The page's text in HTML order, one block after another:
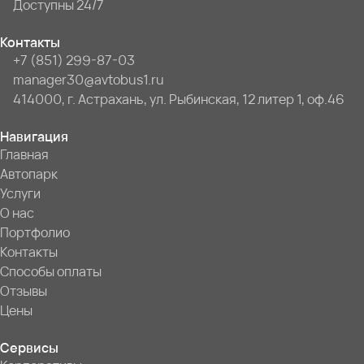
Доступны 24/7
Контакты
+7 (851) 299-87-03
manager30@avtobus1.ru
414000, г. Астрахань, ул. Рыбинская, 12 литер 1, оф.46
Навигация
Главная
Автопарк
Услуги
О нас
Портфолио
Контакты
Способы оплаты
Отзывы
Цены
Сервисы